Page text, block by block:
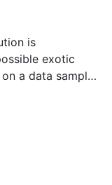
is
exotic
a data sample
to 3
limits are set on
5568 ) state
a possible